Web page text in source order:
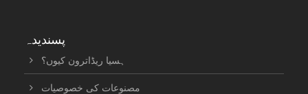
پسندیدہ
ہسیا ریڈاترون کیوں؟
مصنوعات کی خصوصیات